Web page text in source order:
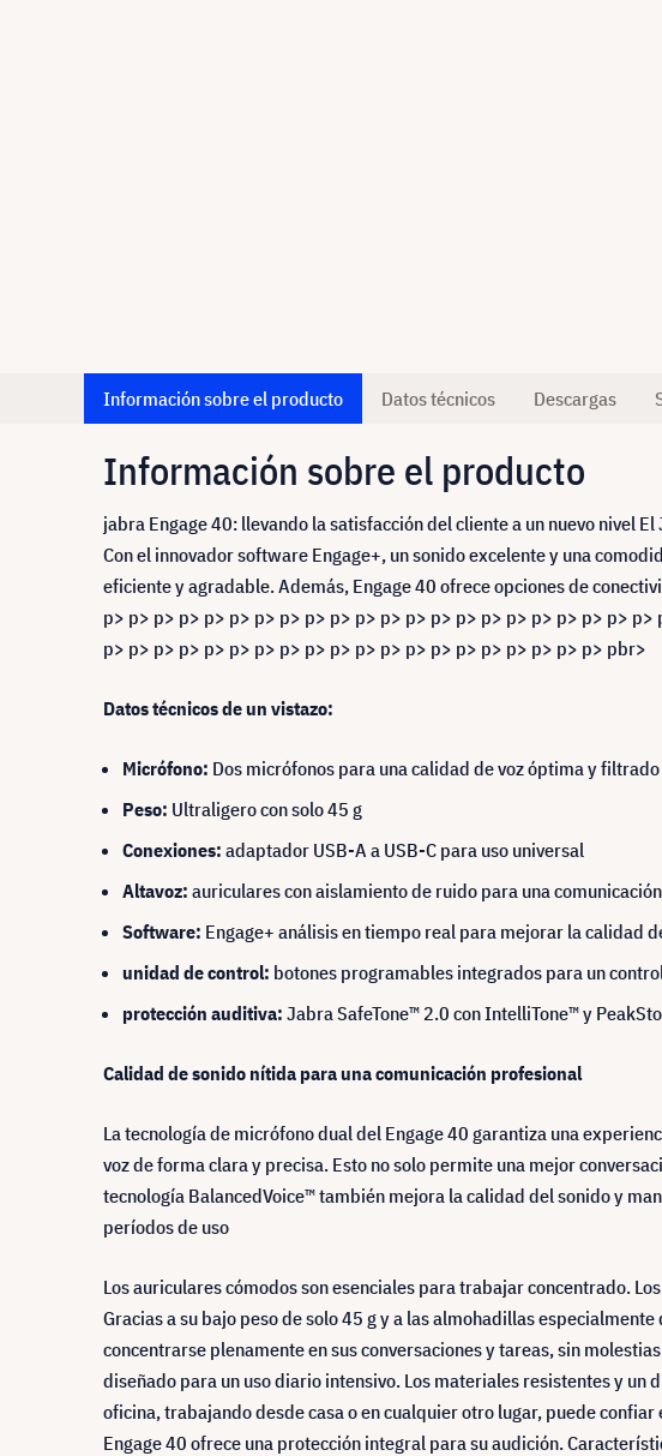
Información sobre el producto Datos técnicos Descargas
Información sobre el producto
jabra Engage 40: llevando la satisfacción del cliente a un nuevo nivel
Con el innovador software Engage+, un sonido excelente y una
eficiente y agradable. Además, Engage 40 ofrece opciones de
p> p> p> p> p> p> p> p> p> p> p> p> p> p> p> p> p> p> p> p> p>
p> p> p> p> p> p> p> p> p> p> p> p> p> p> p> p> p> p> p> p> pbr>
Datos técnicos de un vistazo:
Micrófono: Dos micrófonos para una calidad de voz óptima y
Peso: Ultraligero con solo 45 g
Conexiones: adaptador USB-A a USB-C para uso universal
Altavoz: auriculares con aislamiento de ruido para una
Software: Engage+ análisis en tiempo real para mejorar la calidad
unidad de control: botones programables integrados para un
protección auditiva: Jabra SafeTone™ 2.0 con IntelliTone™ y
Calidad de sonido nítida para una comunicación profesional
La tecnología de micrófono dual del Engage 40 garantiza una
voz de forma clara y precisa. Esto no solo permite una mejor
tecnología BalancedVoice™ también mejora la calidad del sonido y
períodos de uso
Los auriculares cómodos son esenciales para trabajar concentrado.
Gracias a su bajo peso de solo 45 g y a las almohadillas
concentrarse plenamente en sus conversaciones y tareas, sin
diseñado para un uso diario intensivo. Los materiales resistentes y un
oficina, trabajando desde casa o en cualquier otro lugar, puede
Engage 40 ofrece una protección integral para su audición.